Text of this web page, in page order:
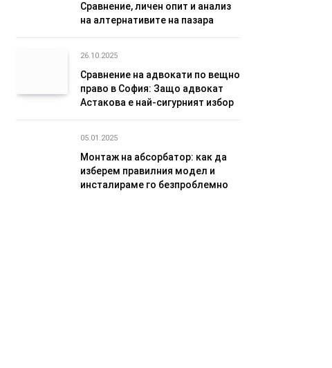
Сравнение, личен опит и анализ
на алтернативите на пазара
26.10.2025
Сравнение на адвокати по вещно
право в София: Защо адвокат
Астакова е най-сигурният избор
05.01.2025
Монтаж на абсорбатор: как да
изберем правилния модел и
инсталираме го безпроблемно